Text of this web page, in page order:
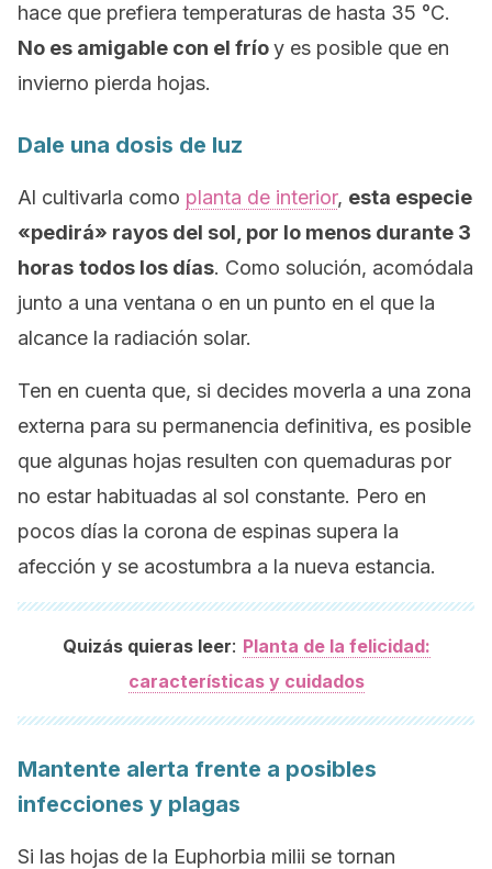
hace que prefiera temperaturas de hasta 35 °C.
No es amigable con el fríoy es posible que en
invierno pierda hojas.
Dale una dosis de luz
Al cultivarla como planta de interior, esta especie
«pedirá» rayos del sol, por lo menos durante 3
horas todos los días. Como solución, acomódala
junto a una ventana o en un punto en el que la
alcance la radiación solar.
Ten en cuenta que, si decides moverla a una zona
externa para su permanencia definitiva, es posible
que algunas hojas resulten con quemaduras por
no estar habituadas al sol constante. Pero en
pocos días la corona de espinas supera la
afección y se acostumbra a la nueva estancia.
Quizás quieras leer: Planta de la felicidad:
características y cuidados
Mantente alerta frente a posibles
infecciones y plagas
Si las hojas de la Euphorbia milii se tornan